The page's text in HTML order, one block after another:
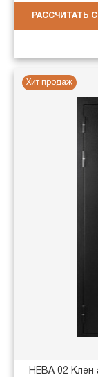
РАССЧИТАТЬ
Хит продаж
НЕВА 02 Клен